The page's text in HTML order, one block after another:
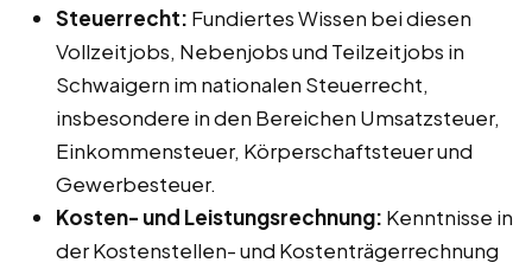
Steuerrecht: Fundiertes Wissen bei diesen
Vollzeitjobs, Nebenjobs und Teilzeitjobs in
Schwaigern im nationalen Steuerrecht,
insbesondere in den Bereichen Umsatzsteuer,
Einkommensteuer, Körperschaftsteuer und
Gewerbesteuer.
Kosten- und Leistungsrechnung: Kenntnisse in
der Kostenstellen- und Kostenträgerrechnung